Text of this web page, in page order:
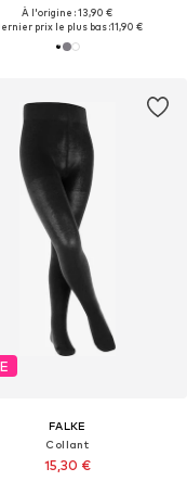
À l'origine : 13,90 €
prix le plus bas :11,90 €
FALKE
Collant
15,30 €